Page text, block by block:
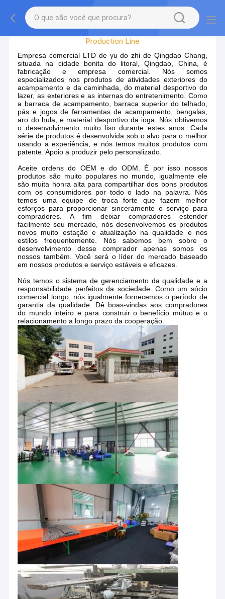
Factory Tour
Production Line
Empresa comercial LTD de yu do zhi de Qingdao Chang,
situada na cidade bonita do litoral, Qingdao, China, é
fabricação e empresa comercial. Nós somos
especializados nos produtos de atividades exteriores do
acampamento e da caminhada, do material desportivo do
lazer, as exteriores e as internas do entretenimento. Como
a barraca de acampamento, barraca superior do telhado,
pás e jogos de ferramentas de acampamento, bengalas,
aro do hula, e material desportivo da ioga. Nós obtivemos
o desenvolvimento muito liso durante estes anos. Cada
série de produtos é desenvolvida sob o alvo para o melhor
usando a experiência, e nós temos muitos produtos com
patente. Apoio a produzir pelo personalizado.
Aceite ordens do OEM e do ODM. É por isso nossos
produtos são muito populares no mundo, igualmente ele
são muita honra alta para compartilhar dos bons produtos
com os consumidores por todo o lado na palavra. Nós
temos uma equipe de troca forte que fazem melhor
esforços para proporcionar sinceramente o serviço para
compradores. A fim deixar compradores estender
facilmente seu mercado, nós desenvolvemos os produtos
novos muito estação e atualização na qualidade e nos
estilos frequentemente. Nós sabemos bem sobre o
desenvolvimento desse comprador apenas somos os
nossos também. Você será o líder do mercado baseado
em nossos produtos e serviço estáveis e eficazes.
Nós temos o sistema de gerenciamento da qualidade e a
responsabilidade perfeitos da sociedade. Como um sócio
comercial longo, nós igualmente fornecemos o período de
garantia da qualidade. Dê boas-vindas aos compradores
do mundo inteiro e para construir o benefício mútuo e o
relacionamento a longo prazo da cooperação.